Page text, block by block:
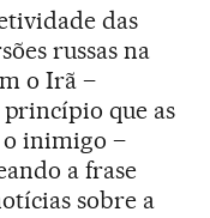
das
russas na
o Irã –
que as
o inimigo –
a frase
sobre a